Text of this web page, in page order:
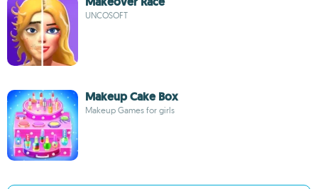
UNCOSOFT
Makeup Cake Box
Makeup Games for girls